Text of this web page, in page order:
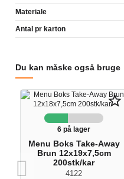
Materiale
Antal pr karton
Du kan måske også bruge
star_border
6 på lager
Menu Boks Take-Away
Brun 12x19x7,5cm
200stk/kar
4122